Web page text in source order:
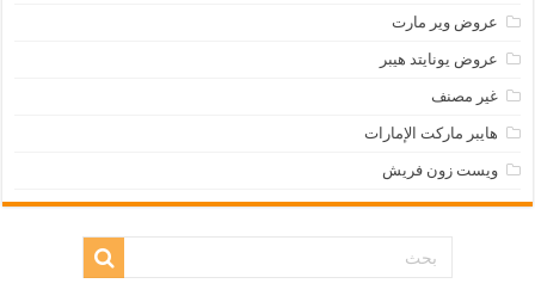
عروض وير مارت
عروض يونايتد هيبر
غير مصنف
هايبر ماركت الإمارات
ويست زون فريش